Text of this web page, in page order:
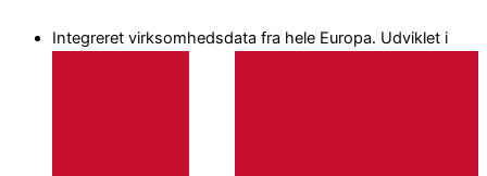
Integreret virksomhedsdata fra hele Europa. Udviklet i